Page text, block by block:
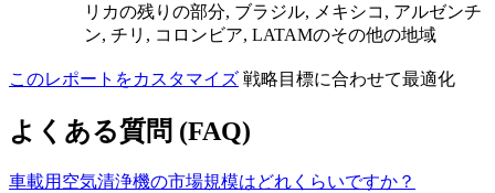
リカの残りの部分, ブラジル, メキシコ, アルゼンチ
ン, チリ, コロンビア, LATAMのその他の地域
このレポートをカスタマイズ 戦略目標に合わせて最適化
よくある質問 (FAQ)
車載用空気清浄機の市場規模はどれくらいですか？